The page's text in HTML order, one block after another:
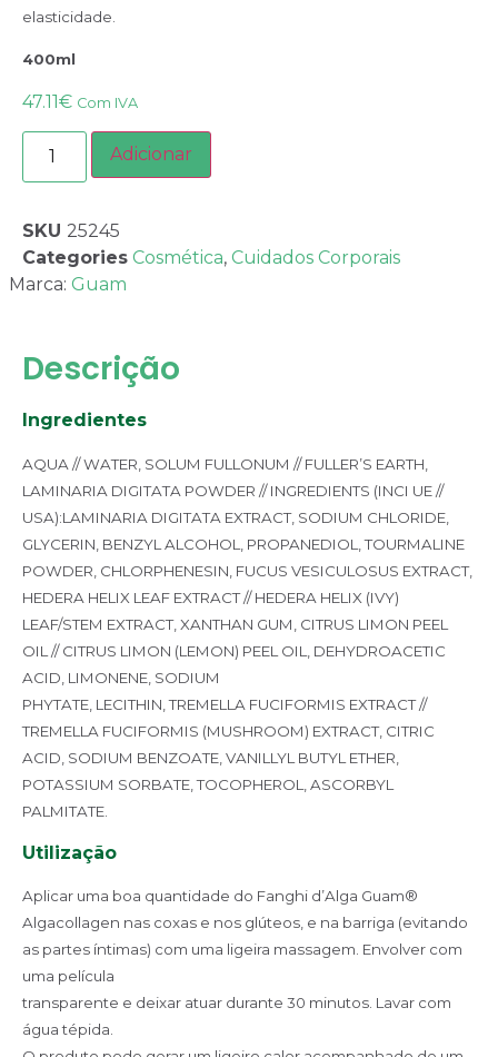
elasticidade.
400ml
47.11€ Com IVA
Adicionar
SKU 25245
Categories Cosmética, Cuidados Corporais
Marca: Guam
Descrição
Ingredientes
AQUA // WATER, SOLUM FULLONUM // FULLER’S EARTH,
LAMINARIA DIGITATA POWDER // INGREDIENTS (INCI UE //
USA):LAMINARIA DIGITATA EXTRACT, SODIUM CHLORIDE,
GLYCERIN, BENZYL ALCOHOL, PROPANEDIOL, TOURMALINE
POWDER, CHLORPHENESIN, FUCUS VESICULOSUS EXTRACT,
HEDERA HELIX LEAF EXTRACT // HEDERA HELIX (IVY)
LEAF/STEM EXTRACT, XANTHAN GUM, CITRUS LIMON PEEL
OIL // CITRUS LIMON (LEMON) PEEL OIL, DEHYDROACETIC
ACID, LIMONENE, SODIUM
PHYTATE, LECITHIN, TREMELLA FUCIFORMIS EXTRACT //
TREMELLA FUCIFORMIS (MUSHROOM) EXTRACT, CITRIC
ACID, SODIUM BENZOATE, VANILLYL BUTYL ETHER,
POTASSIUM SORBATE, TOCOPHEROL, ASCORBYL
PALMITATE.
Utilização
Aplicar uma boa quantidade do Fanghi d’Alga Guam®
Algacollagen nas coxas e nos glúteos, e na barriga (evitando
as partes íntimas) com uma ligeira massagem. Envolver com
uma película
transparente e deixar atuar durante 30 minutos. Lavar com
águatépida.